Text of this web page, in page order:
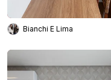
Bianchi E Lima